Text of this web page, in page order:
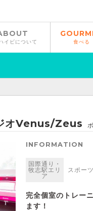
イビについて 食べる
オVenus/Zeus
INFORMATION
国際通り・
牧志駅エリ
ア
スポー
完全個室のトレー
ます！